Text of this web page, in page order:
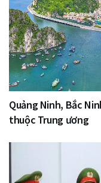
Quảng Ninh, Bắc
thuộc Trung ương